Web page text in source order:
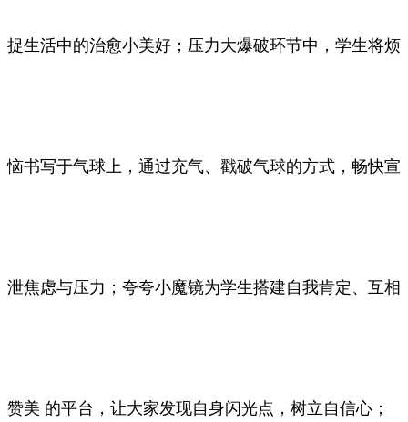
捉生活中的治愈小美好；压力大爆破环节中，学生将烦
恼书写于气球上，通过充气、戳破气球的方式，畅快宣
泄焦虑与压力；夸夸小魔镜为学生搭建自我肯定、互相
赞美 的平台，让大家发现自身闪光点，树立自信心；